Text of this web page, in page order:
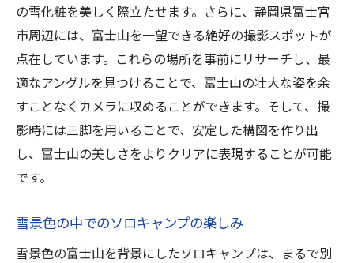
の雪化粧を美しく際立たせます。さらに、静岡県富士宮
市周辺には、富士山を一望できる絶好の撮影スポットが
点在しています。これらの場所を事前にリサーチし、最
適なアングルを見つけることで、富士山の壮大な姿を余
すことなくカメラに収めることができます。そして、撮
影時には三脚を用いることで、安定した構図を作り出
し、富士山の美しさをよりクリアに表現することが可能
です。
雪景色の中でのソロキャンプの楽しみ
雪景色の富士山を背景にしたソロキャンプは、まるで別